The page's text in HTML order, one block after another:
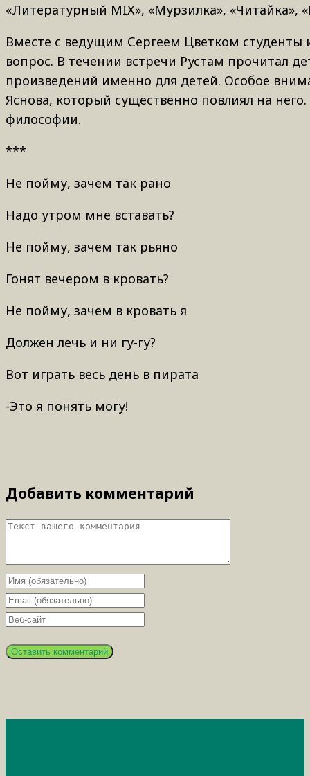
«Литературный MIX», «Мурзилка», «Читайка»,
Вместе с ведущим Сергеем Цветком
вопрос. В течении встречи Рустам прочитал
произведений именно для детей. Особое
Яснова, который существенно повлиял на
философии.
***
Не пойму, зачем так рано
Надо утром мне вставать?
Не пойму, зачем так рьяно
Гонят вечером в кровать?
Не пойму, зачем в кровать я
Должен лечь и ни гу-гу?
Вот играть весь день в пирата
-Это я понять могу!
Добавить комментарий